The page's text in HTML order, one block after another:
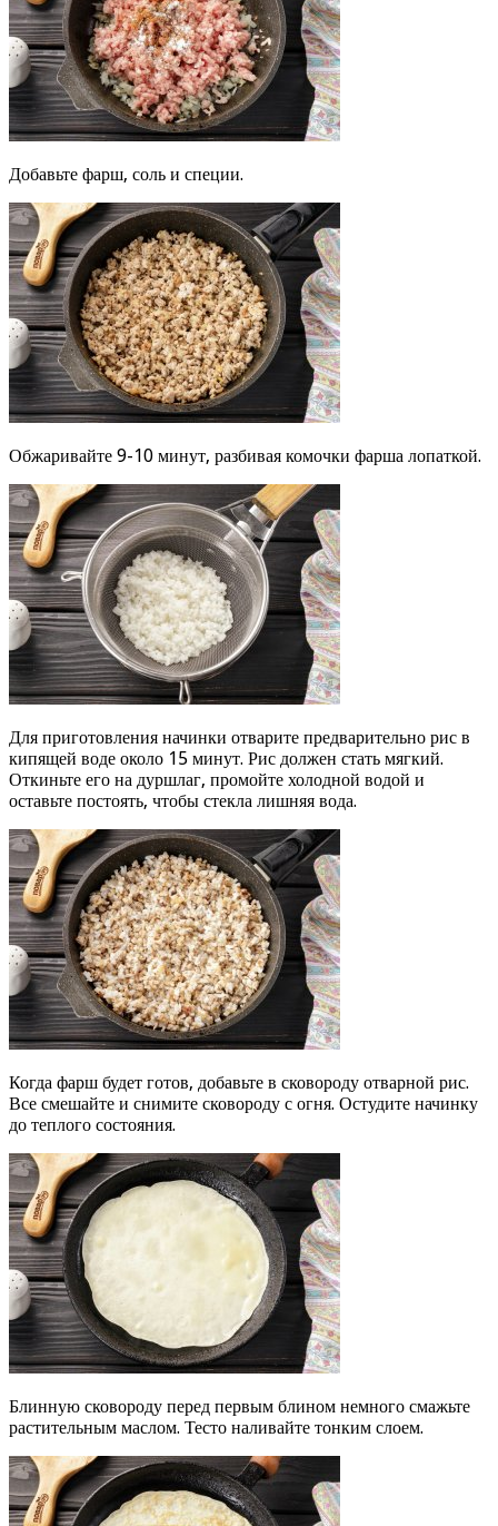
Добавьте фарш, соль и специи.
Обжаривайте 9-10 минут, разбивая комочки фарша лопаткой.
Для приготовления начинки отварите предварительно рис в
кипящей воде около 15 минут. Рис должен стать мягкий.
Откиньте его на дуршлаг, промойте холодной водой и
оставьте постоять, чтобы стекла лишняя вода.
Когда фарш будет готов, добавьте в сковороду отварной рис.
Все смешайте и снимите сковороду с огня. Остудите начинку
до теплого состояния.
Блинную сковороду перед первым блином немного смажьте
растительным маслом. Тесто наливайте тонким слоем.